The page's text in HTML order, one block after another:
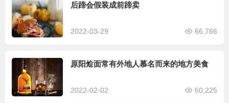
后蹄会假装成前蹄卖
2022-03-29 66,766
原阳烩面常有外地人慕名而来的地方美食
2022-02-02 60,225